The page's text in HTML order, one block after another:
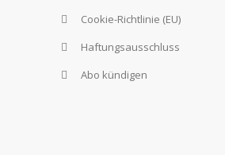
Cookie-Richtlinie (EU)
Haftungsausschluss
Abo kündigen